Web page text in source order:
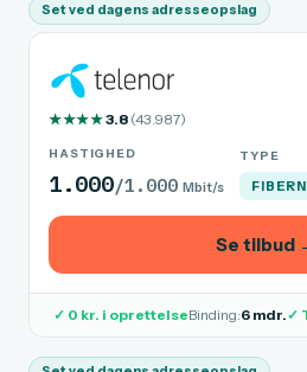
Set ved dagens adresseopslag
★★★★3.8 (43.987)
HASTIGHED
1.000/1.000 Mbit/s
TYPE
Se tilbud
✓ 0 kr. i oprettelseBinding:6 mdr.✓